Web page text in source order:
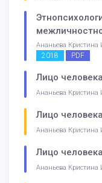
Ананьева Кристина
2018 PDF
Лицо
Ананьева Кристина
Лицо
Ананьева Кристина
Лицо
Ананьева Кристина